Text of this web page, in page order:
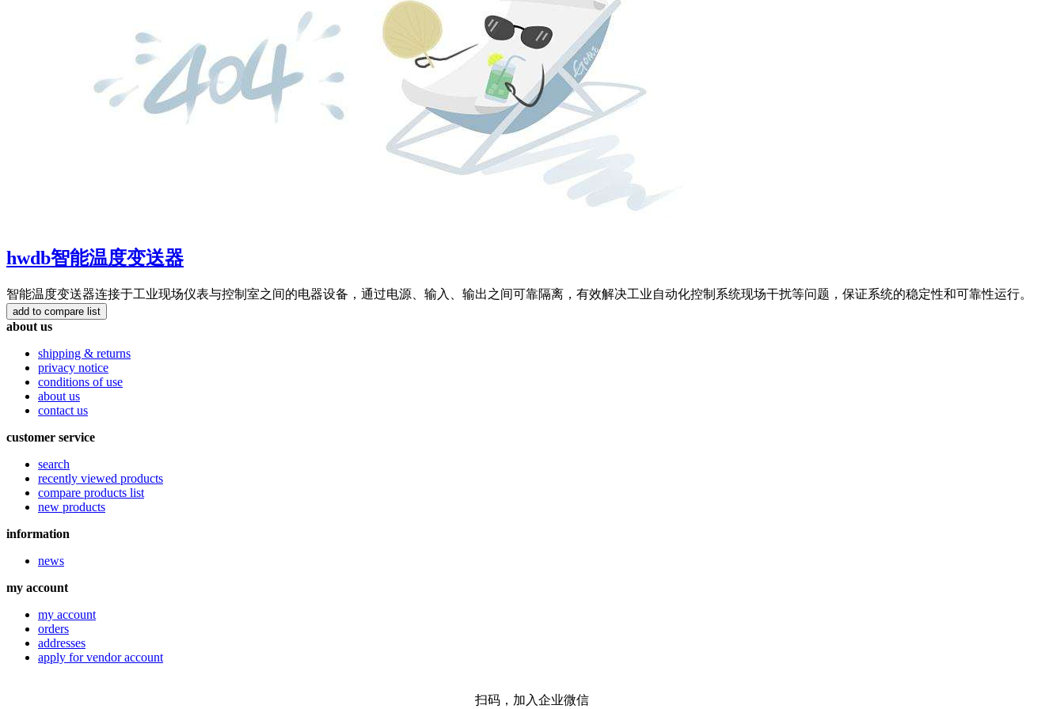
hwdb智能温度变送器
智能温度变送器连接于工业现场仪表与控制室之间的电器设备，通过电源、输入、输出之间可靠隔离，有效解决工业自动化控制系统现场干扰等问题，保证系统的稳定性和可靠性运行。
about us
shipping & returns
privacy notice
conditions of use
about us
contact us
customer service
search
recently viewed products
compare products list
new products
information
news
my account
my account
orders
addresses
apply for vendor account
扫码，加入企业微信